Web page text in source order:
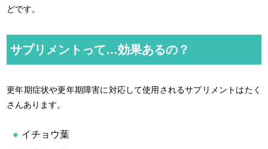
どです。
サプリメントって…効果あるの？
更年期症状や更年期障害に対応して使用されるサプリメントはたく
さんあります。
イチョウ葉